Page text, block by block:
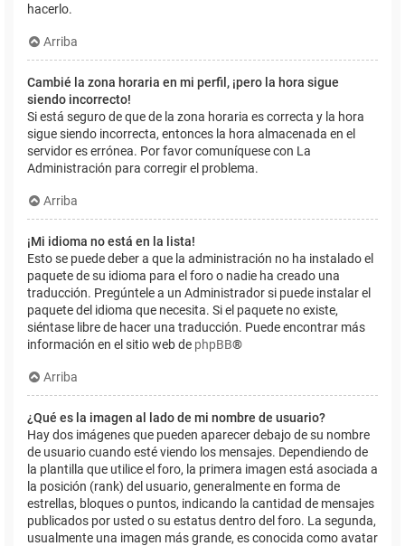
hacerlo.
Arriba
Cambié la zona horaria en mi perfil, ¡pero la hora sigue
siendo incorrecto!
Si está seguro de que de la zona horaria es correcta y la hora
sigue siendo incorrecta, entonces la hora almacenada en el
servidor es errónea. Por favor comuníquese con La
Administración para corregir el problema.
Arriba
¡Mi idioma no está en la lista!
Esto se puede deber a que la administración no ha instalado el
paquete de su idioma para el foro o nadie ha creado una
traducción. Pregúntele a un Administrador si puede instalar el
paquete del idioma que necesita. Si el paquete no existe,
siéntase libre de hacer una traducción. Puede encontrar más
información en el sitio web de phpBB®
Arriba
¿Qué es la imagen al lado de mi nombre de usuario?
Hay dos imágenes que pueden aparecer debajo de su nombre
de usuario cuando esté viendo los mensajes. Dependiendo de
la plantilla que utilice el foro, la primera imagen está asociada a
la posición (rank) del usuario, generalmente en forma de
estrellas, bloques o puntos, indicando la cantidad de mensajes
publicados por usted o su estatus dentro del foro. La segunda,
usualmente una imagen más grande, es conocida como avatar